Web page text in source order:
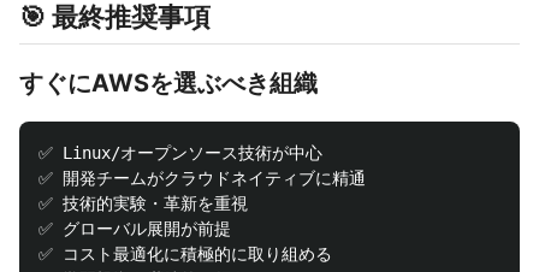
🎯 最終推奨事項
すぐにAWSを選ぶべき組織
✅ Linux/オープンソース技術が中心
✅ 開発チームがクラウドネイティブに精通
✅ 技術的実験・革新を重視
✅ グローバル展開が前提
✅ コスト最適化に積極的に取り組める